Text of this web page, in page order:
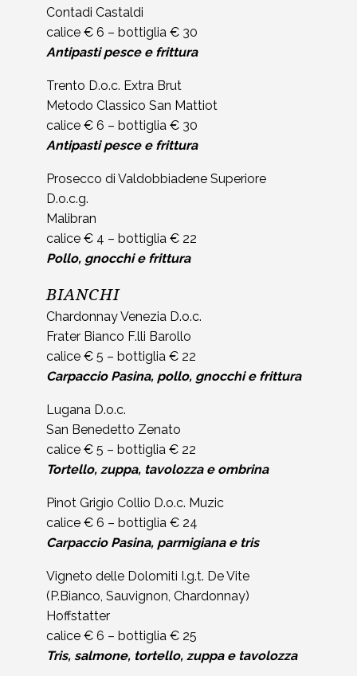
Contadi Castaldi
calice € 6 – bottiglia € 30
Antipasti pesce e frittura
Trento D.o.c. Extra Brut
Metodo Classico San Mattiot
calice € 6 – bottiglia € 30
Antipasti pesce e frittura
Prosecco di Valdobbiadene Superiore
D.o.c.g.
Malibran
calice € 4 – bottiglia € 22
Pollo, gnocchi e frittura
BIANCHI
Chardonnay Venezia D.o.c.
Frater Bianco F.lli Barollo
calice € 5 – bottiglia € 22
Carpaccio Pasina, pollo, gnocchi e frittura
Lugana D.o.c.
San Benedetto Zenato
calice € 5 – bottiglia € 22
Tortello, zuppa, tavolozza e ombrina
Pinot Grigio Collio D.o.c. Muzic
calice € 6 – bottiglia € 24
Carpaccio Pasina, parmigiana e tris
Vigneto delle Dolomiti I.g.t. De Vite
(P.Bianco, Sauvignon, Chardonnay)
Hoffstatter
calice € 6 – bottiglia € 25
Tris, salmone, tortello, zuppa e tavolozza